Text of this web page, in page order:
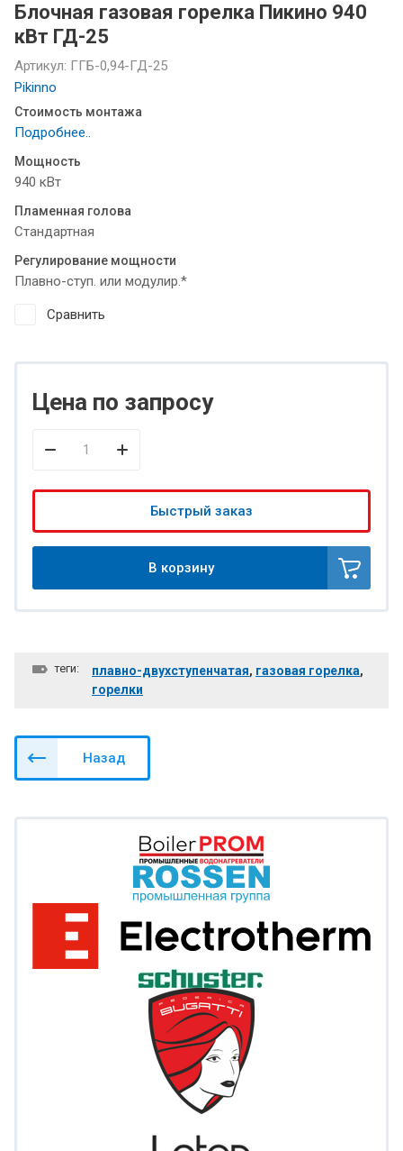
Блочная газовая горелка Пикино 940
кВт ГД-25
Артикул: ГГБ-0,94-ГД-25
Pikinno
Стоимость монтажа
Подробнее..
Мощность
940 кВт
Пламенная голова
Стандартная
Регулирование мощности
Плавно-ступ. или модулир.*
Сравнить
Цена по запросу
В корзину
Быстрый заказ
теги: плавно-двухступенчатая, газовая горелка,
горелки
Назад